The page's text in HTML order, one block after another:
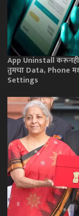
App Uninstall
तुमचा Data, Phone
Settings